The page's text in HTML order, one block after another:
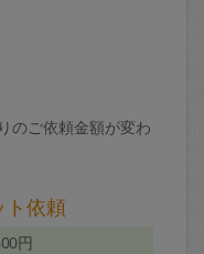
のご依頼金額が変わ
ト依頼
円